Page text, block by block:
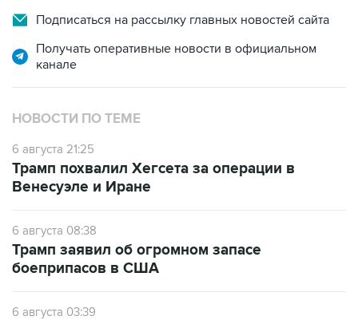
Подписаться на рассылку главных новостей сайта
Получать оперативные новости в официальном
канале
НОВОСТИ ПО ТЕМЕ
6 августа 21:25
Трамп похвалил Хегсета за операции в
Венесуэле и Иране
6 августа 08:38
Трамп заявил об огромном запасе
боеприпасов в США
6 августа 03:39